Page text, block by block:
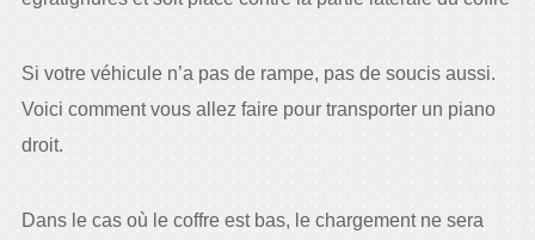
Si votre véhicule n’a pas de rampe, pas de soucis aussi.
Voici comment vous allez faire pour transporter un piano
droit.
Dans le cas où le coffre est bas, le chargement ne sera